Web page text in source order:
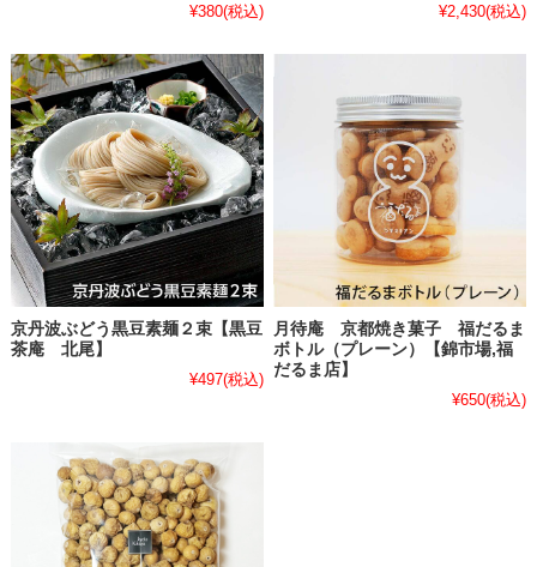
¥380(税込)
¥2,430(税込)
京丹波ぶどう黒豆素麺２束【黒豆
茶庵 北尾】
¥497(税込)
月待庵 京都焼き菓子 福だるま
ボトル（プレーン）【錦市場,福
だるま店】
¥650(税込)